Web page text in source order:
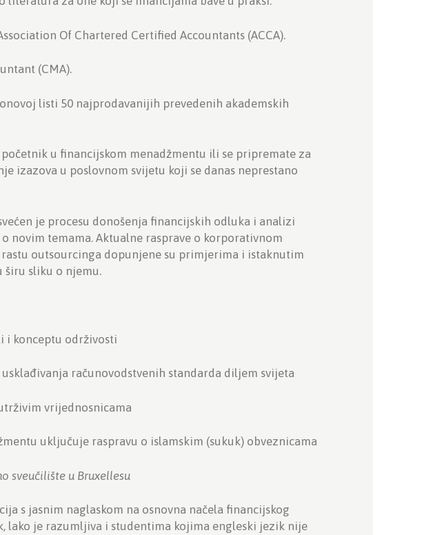
Of Chartered Certified Accountants (ACCA).
(CMA).
listi 50 najprodavanijih prevedenih akademskih
u financijskom menadžmentu ili se pripremate za
izazova u poslovnom svijetu koji se danas neprestano
je procesu donošenja financijskih odluka i analizi
novim temama. Aktualne rasprave o korporativnom
outsourcinga dopunjene su primjerima i istaknutim
širu sliku o njemu.
i konceptu održivosti
računovodstvenih standarda diljem svijeta
vrijednosnicama
uključuje raspravu o islamskim (sukuk) obveznicama
sveučilište u Bruxellesu
s jasnim naglaskom na osnovna načela financijskog
lako je razumljiva i studentima kojima engleski jezik nije